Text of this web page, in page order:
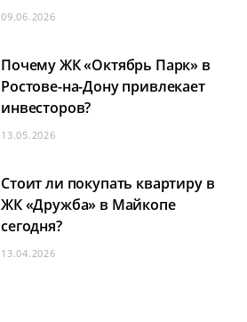
09.06.2026
Почему ЖК «Октябрь Парк» в
Ростове-на-Дону привлекает
инвесторов?
13.05.2026
Стоит ли покупать квартиру в
ЖК «Дружба» в Майкопе
сегодня?
13.04.2026